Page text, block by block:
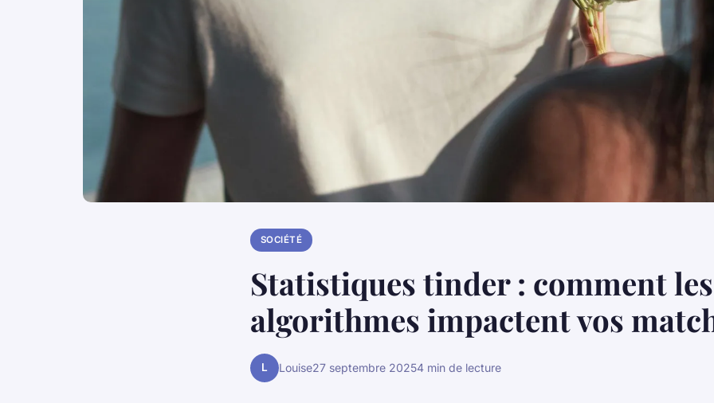
SOCIÉTÉ
Statistiques tinder : comment les
algorithmes impactent vos
L Louise27 septembre 20254 min de lecture